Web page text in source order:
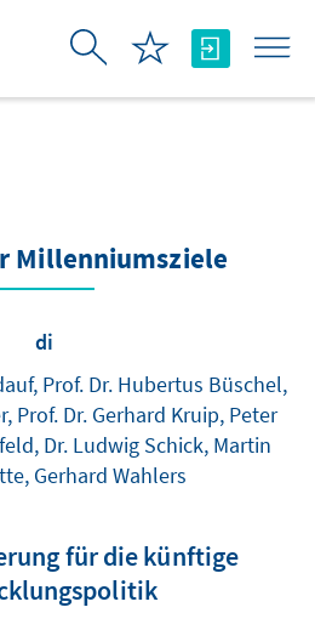
Millenniumsziele
di
Prof. Dr. Hubertus Büschel,
Prof. Dr. Gerhard Kruip, Peter
Dr. Ludwig Schick, Martin
Gerhard Wahlers
für die künftige